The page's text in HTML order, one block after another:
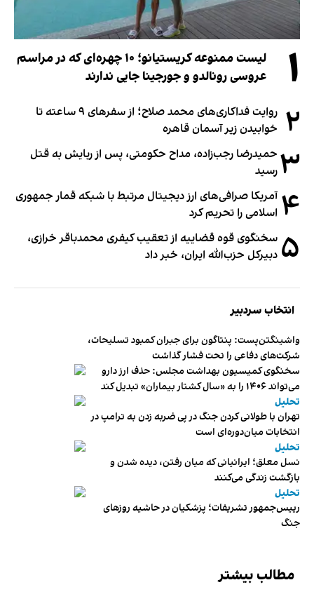
۱
لیست ممنوعه کریستیانو؛ ۱۰ چهره‌ای که در مراسم
عروسی رونالدو و جورجینا جایی ندارند
۲
روایت فداکاری‌های محمد صلاح؛ از سفرهای ۹ ساعته تا
خوابیدن زیر آسمان قاهره
۳ حمیدرضا رجب‌زاده، مداح حکومتی، پس از ربایش به قتل
رسید
۴ آمریکا صرافی‌های ارز دیجیتال مرتبط با شبکه قمار جمهوری
اسلامی را تحریم کرد
۵ سخنگوی قوه قضاییه از تعقیب کیفری محمدباقر خرازی،
دبیر‌کل حزب‌الله ایران، خبر داد
انتخاب سردبیر
واشینگتن‌پست: پنتاگون برای جبران کمبود تسلیحات،
شرکت‌های دفاعی را تحت فشار گذاشت
سخنگوی کمیسیون بهداشت مجلس: حذف ارز دارو
می‌تواند ۱۴۰۶ را به «سال کشتار بیماران» تبدیل کند
تحلیل
تهران با طولانی کردن جنگ در پی ضربه زدن به ترامپ در
انتخابات میان‌دوره‌ای است
تحلیل
نسل معلق؛ ایرانیانی که میان رفتن، دیده شدن و
بازگشت زندگی می‌کنند
تحلیل
رییس‌جمهور تشریفات؛ پزشکیان در حاشیه روزهای
جنگ
مطالب بیشتر